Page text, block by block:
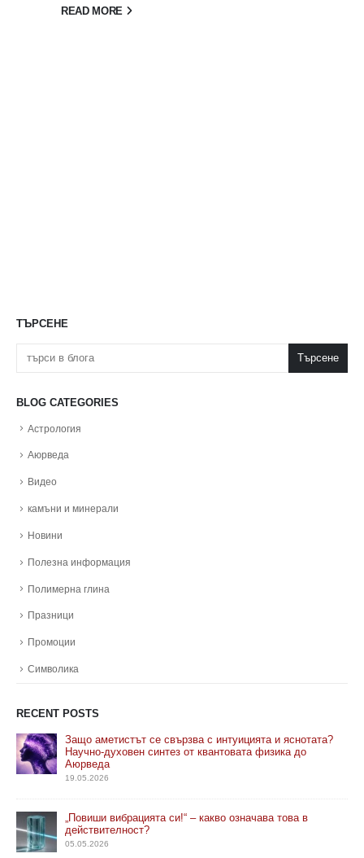
READ MORE
ТЪРСЕНЕ
Търсене
BLOG CATEGORIES
Астрология
Аюрведа
Видео
камъни и минерали
Новини
Полезна информация
Полимерна глина
Празници
Промоции
Символика
RECENT POSTS
Защо аметистът се свързва с интуицията и яснотата?
Научно-духовен синтез от квантовата физика до
Аюрведа
19.05.2026
„Повиши вибрацията си!“ – какво означава това в
действителност?
05.05.2026